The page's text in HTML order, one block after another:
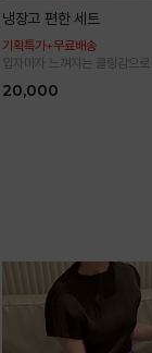
냉장고 편한 세트
기획특가+무료배송
입자마자 느껴지는 쿨링감으로
20,000